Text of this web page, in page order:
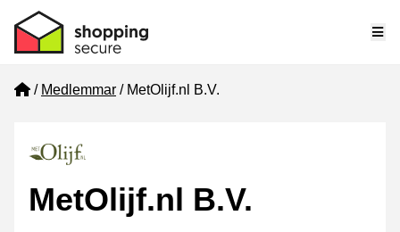
Home
Medlemmar MetOlijf.nl B.V.
MetOlijf.nl B.V.